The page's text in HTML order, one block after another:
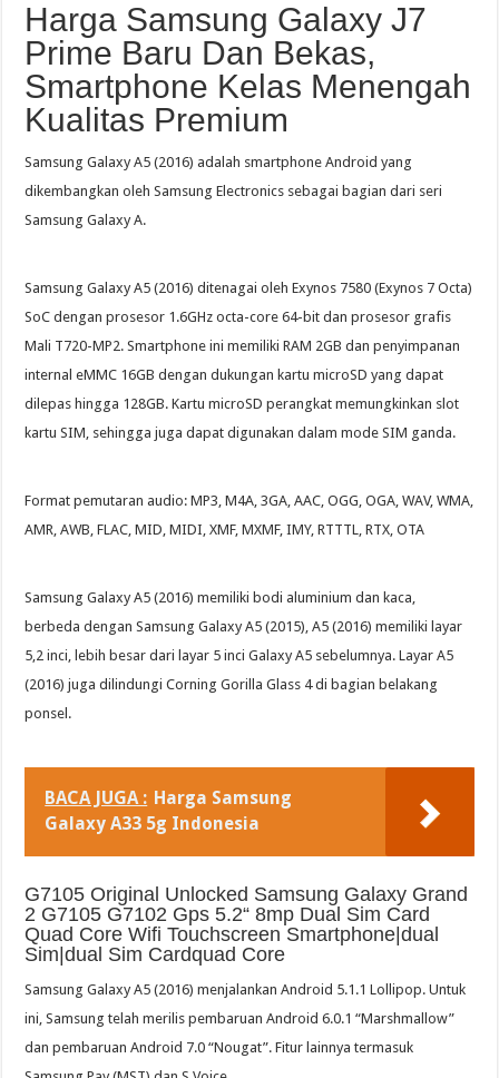
Harga Samsung Galaxy J7
Prime Baru Dan Bekas,
Smartphone Kelas Menengah
Kualitas Premium
Samsung Galaxy A5 (2016) adalah smartphone Android yang
dikembangkan oleh Samsung Electronics sebagai bagian dari seri
Samsung Galaxy A.
Samsung Galaxy A5 (2016) ditenagai oleh Exynos 7580 (Exynos 7 Octa)
SoC dengan prosesor 1.6GHz octa-core 64-bit dan prosesor grafis
Mali T720-MP2. Smartphone ini memiliki RAM 2GB dan penyimpanan
internal eMMC 16GB dengan dukungan kartu microSD yang dapat
dilepas hingga 128GB. Kartu microSD perangkat memungkinkan slot
kartu SIM, sehingga juga dapat digunakan dalam mode SIM ganda.
Format pemutaran audio: MP3, M4A, 3GA, AAC, OGG, OGA, WAV, WMA,
AMR, AWB, FLAC, MID, MIDI, XMF, MXMF, IMY, RTTTL, RTX, OTA
Samsung Galaxy A5 (2016) memiliki bodi aluminium dan kaca,
berbeda dengan Samsung Galaxy A5 (2015), A5 (2016) memiliki layar
5,2 inci, lebih besar dari layar 5 inci Galaxy A5 sebelumnya. Layar A5
(2016) juga dilindungi Corning Gorilla Glass 4 di bagian belakang
ponsel.
BACA JUGA : Harga Samsung
Galaxy A33 5g Indonesia
G7105 Original Unlocked Samsung Galaxy Grand
2 G7105 G7102 Gps 5.2“ 8mp Dual Sim Card
Quad Core Wifi Touchscreen Smartphone|dual
Sim|dual Sim Cardquad Core
Samsung Galaxy A5 (2016) menjalankan Android 5.1.1 Lollipop. Untuk
ini, Samsung telah merilis pembaruan Android 6.0.1 “Marshmallow”
dan pembaruan Android 7.0 “Nougat”. Fitur lainnya termasuk